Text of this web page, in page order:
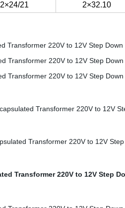
2×24/21 2×32.10